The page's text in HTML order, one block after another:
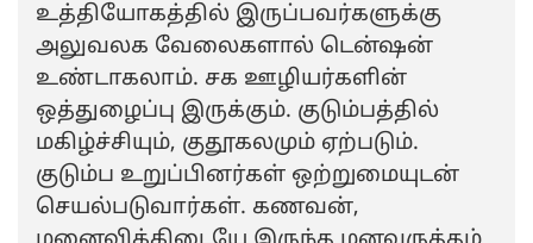
உத்தியோகத்தில் இருப்பவர்களுக்கு
அலுவலக வேலைகளால் டென்ஷன்
உண்டாகலாம். சக ஊழியர்களின்
ஒத்துழைப்பு இருக்கும். குடும்பத்தில்
மகிழ்ச்சியும், குதூகலமும் ஏற்படும்.
குடும்ப உறுப்பினர்கள் ஒற்றுமையுடன்
செயல்படுவார்கள். கணவன்,